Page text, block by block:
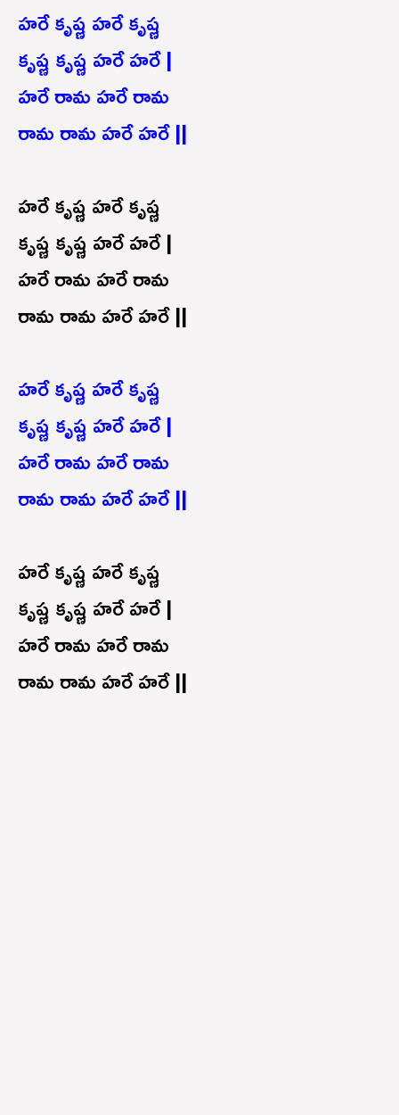
హరే కృష్ణ హరే కృష్ణ
కృష్ణ కృష్ణ హరే హరే |
హరే రామ హరే రామ
రామ రామ హరే హరే ||
హరే కృష్ణ హరే కృష్ణ
కృష్ణ కృష్ణ హరే హరే |
హరే రామ హరే రామ
రామ రామ హరే హరే ||
హరే కృష్ణ హరే కృష్ణ
కృష్ణ కృష్ణ హరే హరే |
హరే రామ హరే రామ
రామ రామ హరే హరే ||
హరే కృష్ణ హరే కృష్ణ
కృష్ణ కృష్ణ హరే హరే |
హరే రామ హరే రామ
రామ రామ హరే హరే ||